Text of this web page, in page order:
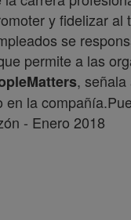
y fidelizar al
se
permite a las
,
la
- Enero 2018